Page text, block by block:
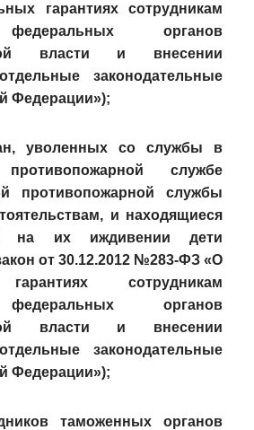
гарантиях сотрудникам
органов
власти и внесении
законодательные
Федерации»);
уволенных со службы в
службе
противопожарной службы
и находящиеся
на их иждивении дети
от 30.12.2012 №283-ФЗ «О
сотрудникам
органов
власти и внесении
законодательные
Федерации»);
таможенных органов